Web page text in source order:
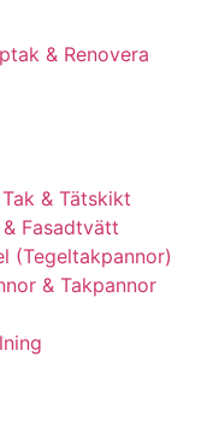
& Renovera
& Tätskikt
Fasadtvätt
(Tegeltakpannor)
& Takpannor